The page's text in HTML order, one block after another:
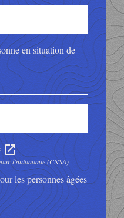
en situation de
open_in_new
l'autonomie (CNSA)
les personnes âgées